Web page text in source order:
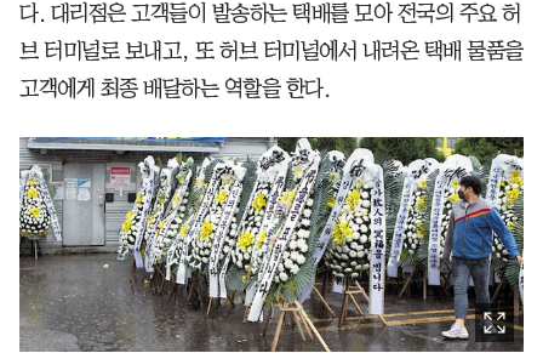
다. 대리점은 고객들이 발송하는 택배를 모아 전국의 주요 허
브 터미널로 보내고, 또 허브 터미널에서 내려온 택배 물품을
고객에게 최종 배달하는 역할을 한다.